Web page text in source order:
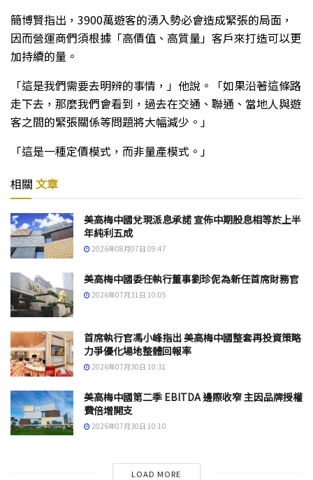
簡博賢指出，3900萬遊客的湧入勢必會造成緊張的局面，
因而營運商們須根據「高價值、高質量」客戶來打造可以更
加持續的量。
「這是我們需要去明辨的事情，」他說。「如果沿著這條路
走下去，那麼我們會看到，過去在交通、聯通、當地人與遊
客之間的緊張關係等問題將大幅減少。」
「這是一種定價模式，而非量產模式。」
相關 文章
美高梅中國兌現派息承諾 宣佈中期股息相等於上半
年純利五成
2026年08月07日 09:47
美高梅中國委任執行董事劉珍伲為新任首席財務官
2026年07月31日 10:05
首席執行官馮小峰指出 美高梅中國整套再投資策略
力爭優化場地整體回報率
2026年07月30日 10:31
美高梅中國第二季 EBITDA 邊際收窄 主因品牌授權
費倍增開支
2026年07月30日 10:10
LOAD MORE